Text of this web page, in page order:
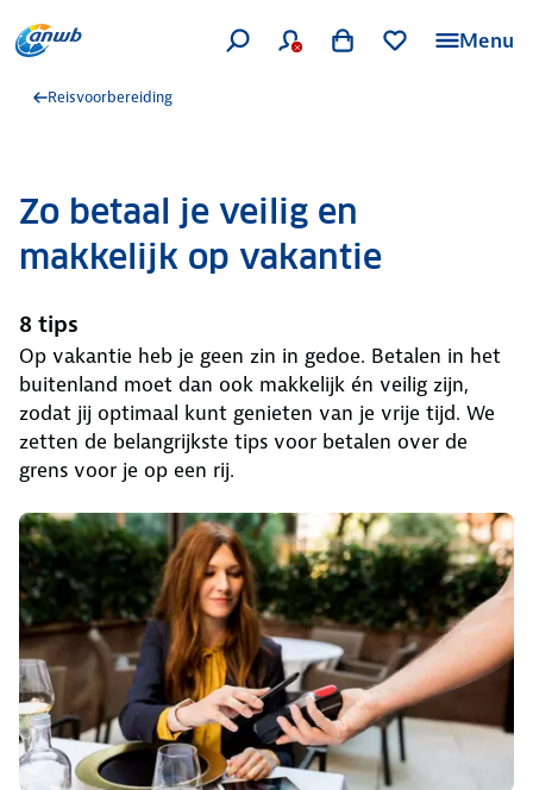
Menu
Reisvoorbereiding
Zo betaal je veilig en
makkelijk op vakantie
8 tips
Op vakantie heb je geen zin in gedoe. Betalen in het
buitenland moet dan ook makkelijk én veilig zijn,
zodat jij optimaal kunt genieten van je vrije tijd. We
zetten de belangrijkste tips voor betalen over de
grens voor je op een rij.